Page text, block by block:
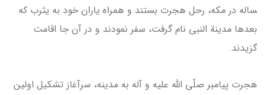
ساله در مکه، رحل هجرت بستند و همراه یاران خود به یثرب که
بعدها مدینة النبي نام گرفت، سفر نمودند و در آن جا اقامت
گزیدند.
هجرت پیامبر صلّی الله علیه و آله به مدینه، سرآغاز تشکیل اولین